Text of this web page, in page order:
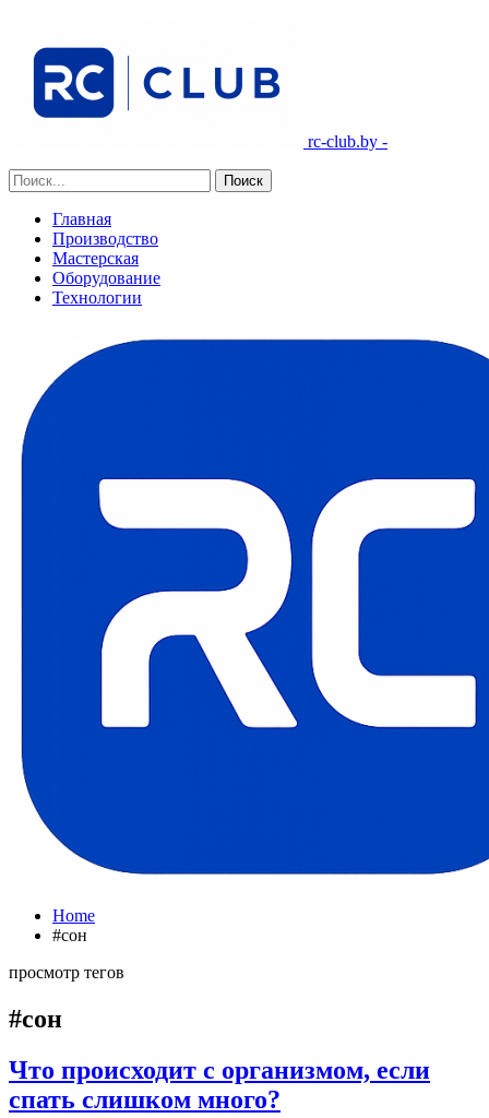
rc-club.by -
Главная
Производство
Мастерская
Оборудование
Технологии
Home
#сон
просмотр тегов
#сон
Что происходит с организмом, если
спать слишком много?